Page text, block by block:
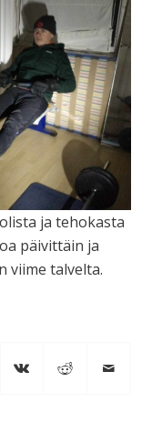
ja tehokasta
päivittäin ja
viime talvelta.